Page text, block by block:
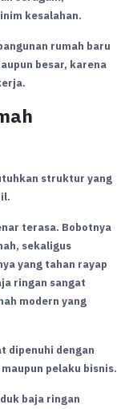
kesalahan.
rumah baru
besar, karena
struktur yang
terasa. Bobotnya
sekaligus
yang tahan rayap
ringan sangat
modern yang
dipenuhi dengan
pelaku bisnis.
baja ringan